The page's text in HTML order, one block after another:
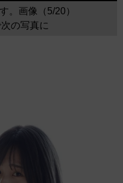
。画像（5/20）
の写真に